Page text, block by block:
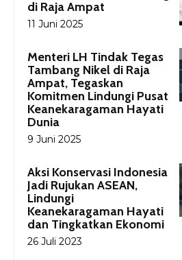
di Raja Ampat
11 Juni 2025
Menteri LH Tindak Tegas
Tambang Nikel di Raja
Ampat, Tegaskan
Komitmen Lindungi Pusat
Keanekaragaman Hayati
Dunia
9 Juni 2025
Aksi Konservasi Indonesia
Jadi Rujukan ASEAN,
Lindungi
Keanekaragaman Hayati
dan Tingkatkan Ekonomi
26 Juli 2023